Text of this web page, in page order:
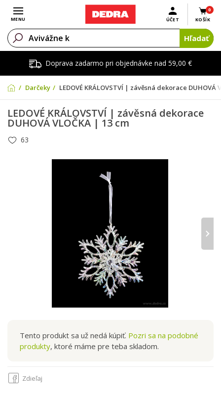
Doprava zadarmo pri objednávke nad 59,00 €
Otvoriť menu
MENU
0
KOŠÍK
ÚČET
Hľadať
Darčeky LEDOVÉ KRÁLOVSTVÍ | závěsná dekorace DUHOVÁ
LEDOVÉ KRÁLOVSTVÍ | závěsná dekorace
DUHOVÁ VLOČKA | 13 cm
63
›
Tento produkt sa už nedá kúpiť. Pozri sa na podobné
produkty, ktoré máme pre teba skladom.
Zdieľaj